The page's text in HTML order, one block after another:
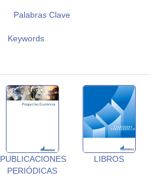
Palabras Clave
Keywords
PUBLICACIONES
PERIÓDICAS
LIBROS